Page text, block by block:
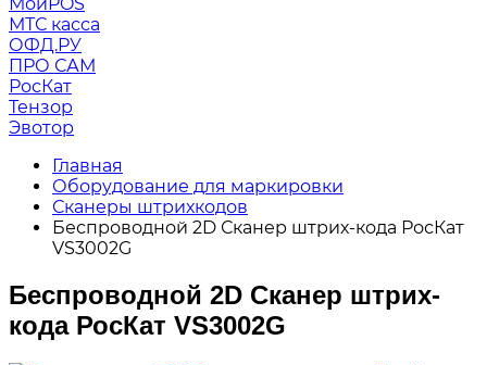
МТС касса
ОФД.РУ
ПРО САМ
РосКат
Тензор
Эвотор
Главная
Оборудование для маркировки
Сканеры штрихкодов
Беспроводной 2D Сканер штрих-кода РосКат
VS3002G
Беспроводной 2D Сканер штрих-
кода РосКат VS3002G